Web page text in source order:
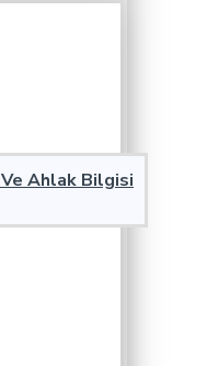
Ahlak Bilgisi